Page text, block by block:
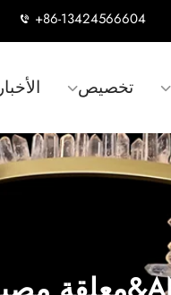
+86-13424566604
تخصيص الأخبار